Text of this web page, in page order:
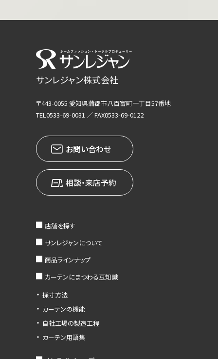
サンレジャン株式会社
〒443-0055 愛知県蒲郡市八百富町一丁目57番地
TEL0533-69-0031 ／ FAX0533-69-0122
お問い合わせ
相談・来店予約
店舗を探す
サンレジャンについて
商品ラインナップ
カーテンにまつわる豆知識
採寸方法
カーテンの機能
自社工場の製造工程
カーテン用語集